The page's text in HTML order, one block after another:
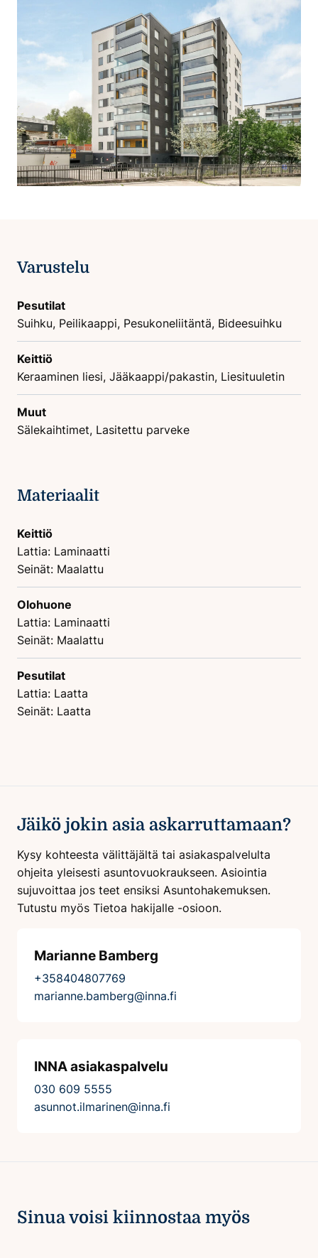
Varustelu
Pesutilat
Suihku, Peilikaappi, Pesukoneliitäntä, Bideesuihku
Keittiö
Keraaminen liesi, Jääkaappi/pakastin, Liesituuletin
Muut
Sälekaihtimet, Lasitettu parveke
Materiaalit
Keittiö
Lattia: Laminaatti
Seinät: Maalattu
Olohuone
Lattia: Laminaatti
Seinät: Maalattu
Pesutilat
Lattia: Laatta
Seinät: Laatta
Jäikö jokin asia askarruttamaan?
Kysy kohteesta välittäjältä tai asiakaspalvelulta
ohjeita yleisesti asuntovuokraukseen. Asiointia
sujuvoittaa jos teet ensiksi Asuntohakemuksen.
Tutustu myös Tietoa hakijalle -osioon.
Marianne Bamberg
+358404807769
marianne.bamberg@inna.fi
INNA asiakaspalvelu
030 609 5555
asunnot.ilmarinen@inna.fi
Sinua voisi kiinnostaa myös